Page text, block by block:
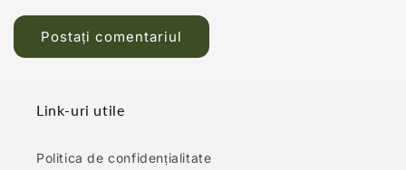
Link-uri utile
Politica de confidențialitate